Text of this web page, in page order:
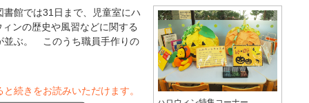
館では31日まで、児童室にハ
ンの歴史や風習などに関する
並ぶ。 このうち職員手作りの
続きをお読みいただけます。